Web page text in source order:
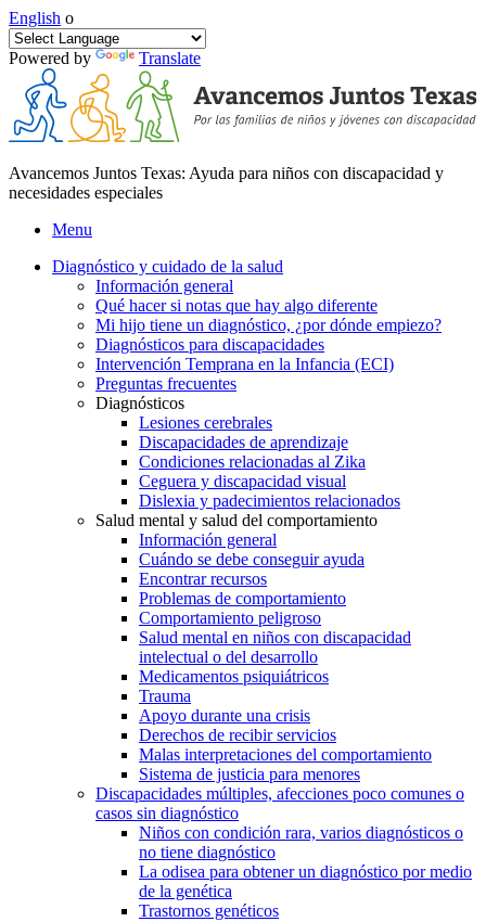
English o
Powered by Translate
Avancemos Juntos Texas: Ayuda para niños con discapacidad y
necesidades especiales
Menu
Diagnóstico y cuidado de la salud
Información general
Qué hacer si notas que hay algo diferente
Mi hijo tiene un diagnóstico, ¿por dónde empiezo?
Diagnósticos para discapacidades
Intervención Temprana en la Infancia (ECI)
Preguntas frecuentes
Diagnósticos
Lesiones cerebrales
Discapacidades de aprendizaje
Condiciones relacionadas al Zika
Ceguera y discapacidad visual
Dislexia y padecimientos relacionados
Salud mental y salud del comportamiento
Información general
Cuándo se debe conseguir ayuda
Encontrar recursos
Problemas de comportamiento
Comportamiento peligroso
Salud mental en niños con discapacidad
intelectual o del desarrollo
Medicamentos psiquiátricos
Trauma
Apoyo durante una crisis
Derechos de recibir servicios
Malas interpretaciones del comportamiento
Sistema de justicia para menores
Discapacidades múltiples, afecciones poco comunes o
casos sin diagnóstico
Niños con condición rara, varios diagnósticos o
no tiene diagnóstico
La odisea para obtener un diagnóstico por medio
de la genética
Trastornos genéticos